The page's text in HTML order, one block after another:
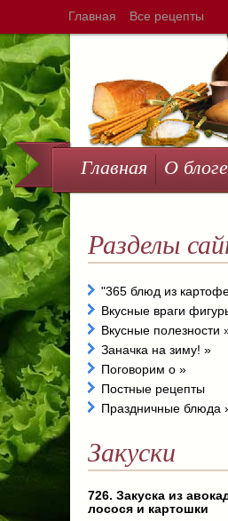
Главная Все рецепты
Главная О блоге
Разделы
"365 блюд из
Вкусные враги
Вкусные полезности
Заначка на зиму! »
Поговорим о »
Постные рецепты
Праздничные блюда
Закуски
726. Закуска из
лосося и картошки